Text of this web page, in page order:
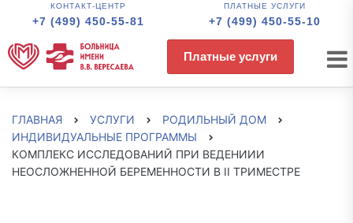
КОНТАКТ-ЦЕНТР
+7 (499) 450-55-81
ПЛАТНЫЕ УСЛУГИ
+7 (499) 450-55-10
Платные услуги
ГЛАВНАЯ УСЛУГИ
РОДИЛЬНЫЙ ДОМ
ИНДИВИДУАЛЬНЫЕ ПРОГРАММЫ
КОМПЛЕКС ИССЛЕДОВАНИЙ ПРИ ВЕДЕНИИИ
НЕОСЛОЖНЕННОЙ БЕРЕМЕННОСТИ В II ТРИМЕСТРЕ